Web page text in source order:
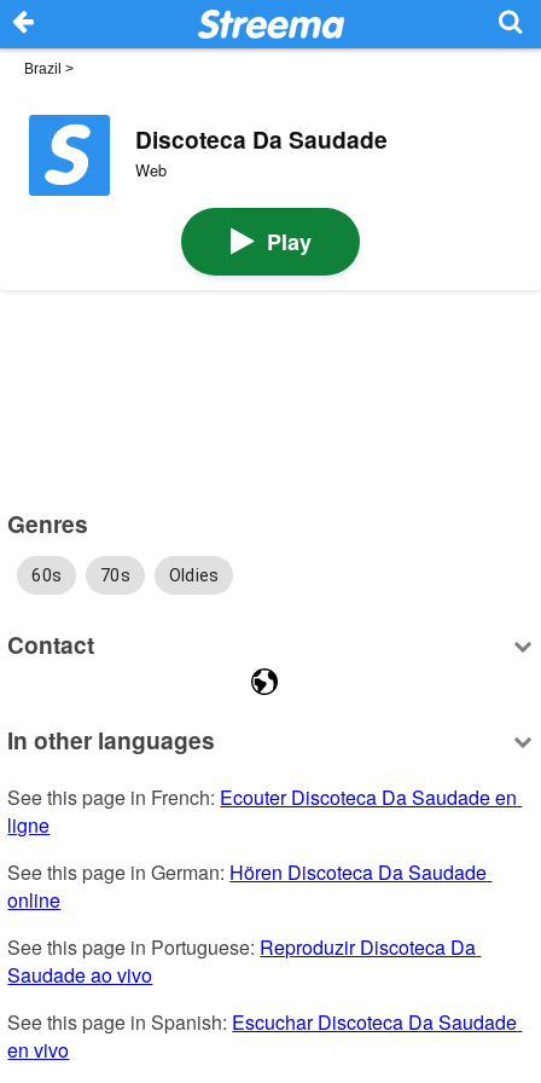
Brazil >
Discoteca Da Saudade
Web
Play
Genres
60s 70s Oldies
Contact
In other languages
See this page in French: Ecouter Discoteca Da Saudade en
ligne
See this page in German: Hören Discoteca Da Saudade
online
See this page in Portuguese: Reproduzir Discoteca Da
Saudade ao vivo
See this page in Spanish: Escuchar Discoteca Da Saudade
en vivo